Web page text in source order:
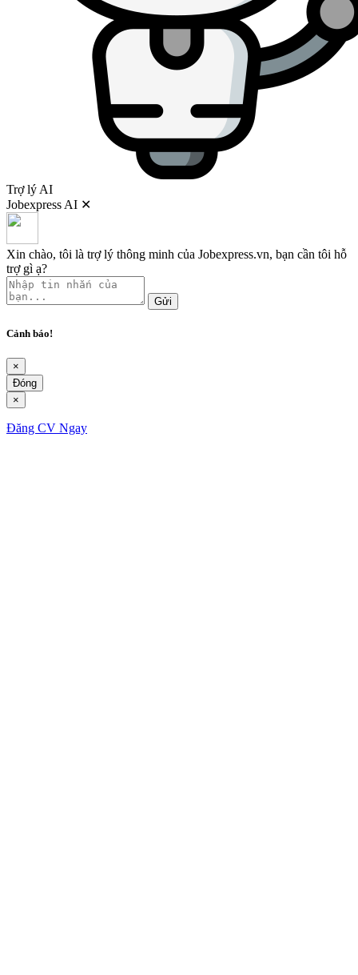
Trợ lý AI
Jobexpress AI ✕
Xin chào, tôi là trợ lý thông minh của Jobexpress.vn, bạn cần tôi hỗ
trợ gì ạ?
Gửi
Cảnh báo!
×
Đóng
×
Đăng CV Ngay